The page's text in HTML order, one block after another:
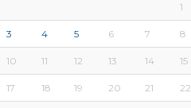
1
3 4 5 6 7 8
10 11 12 13 14 15
17 18 19 20 21 22